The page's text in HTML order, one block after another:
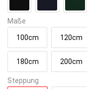
Maße
100cm 120cm
180cm 200cm
Steppung